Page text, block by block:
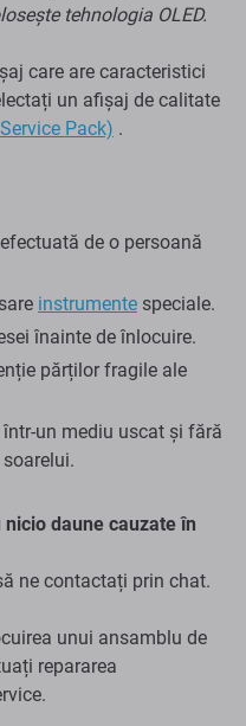
tehnologia OLED.
care are caracteristici
un afișaj de calitate
Pack) .
de o persoană
instrumente speciale.
înainte de înlocuire.
părților fragile ale
un mediu uscat și fără
daune cauzate în
ne contactați prin chat.
unui ansamblu de
repararea